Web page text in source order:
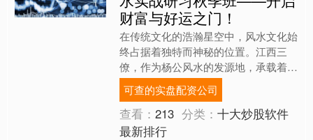
财富与好运之门！
在传统文化的浩瀚星空中，风水文化始
终占据着独特而神秘的位置。江西三
僚，作为杨公风水的发源地，承载着千
年传承的风水智慧，宛如一座藏满奥秘
的宝藏圣地，吸引着无数风水....
可查的实盘配资公司
查看：213 分类：十大炒股软件
最新排行